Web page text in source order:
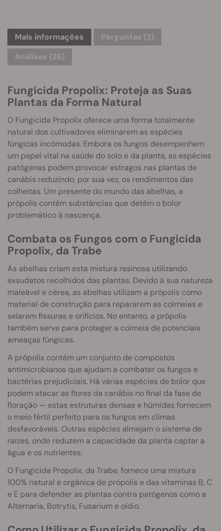
Mais informações Perguntas (2)
Análises (26)
Fungicida Propolix: Proteja as Suas
Plantas da Forma Natural
O Fungicida Propolix oferece uma forma totalmente
natural dos cultivadores eliminarem as espécies
fúngicas incómodas. Embora os fungos desempenhem
um papel vital na saúde do solo e da planta, as espécies
patógenas podem provocar estragos nas plantas de
canábis reduzindo, por sua vez, os rendimentos das
colheitas. Um presente do mundo das abelhas, a
própolis contém substâncias que detêm o bolor
problemático à nascença.
Combata os Fungos com o Fungicida
Propolix, da Trabe
As abelhas criam esta mistura resinosa utilizando
exsudatos recolhidos das plantas. Devido à sua natureza
maleável e cérea, as abelhas utilizam a própolis como
material de construção para repararem as colmeias e
selarem fissuras e orifícios. No entanto, a própolis
também serve para proteger a colmeia de potenciais
ameaças fúngicas.
A própolis contém um conjunto de compostos
antimicrobianos que ajudam a combater os fungos e
bactérias prejudiciais. Há várias espécies de bolor que
podem atacar as flores da canábis no final da fase de
floração — estas estruturas densas e húmidas fornecem
o meio fértil perfeito para os fungos em climas
desfavoráveis. Outras espécies almejam o sistema de
raízes, onde reduzem a capacidade da planta captar a
água e os nutrientes.
O Fungicida Propolix, da Trabe, fornece uma mistura
100% natural e orgânica de própolis e das vitaminas B, C
e E para defender as plantas contra patógenos como a
Alternaria, Botrytis, Fusarium e oídio.